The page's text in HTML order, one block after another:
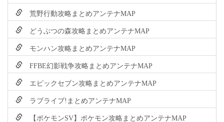
荒野行動攻略まとめアンテナMAP
どうぶつの森攻略まとめアンテナMAP
モンハン攻略まとめアンテナMAP
FFBE幻影戦争攻略まとめアンテナMAP
エピックセブン攻略まとめアンテナMAP
ラブライブ!まとめアンテナMAP
【ポケモンSV】ポケモン攻略まとめアンテナMAP